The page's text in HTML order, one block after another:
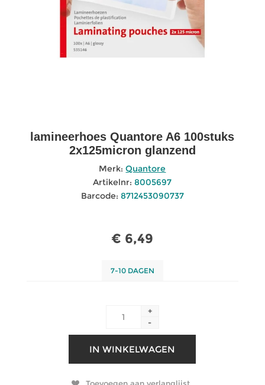
lamineerhoes Quantore A6 100stuks
2x125micron glanzend
Merk: Quantore
Artikelnr: 8005697
Barcode: 8712453090737
€ 6,49
7-10 DAGEN
+
-